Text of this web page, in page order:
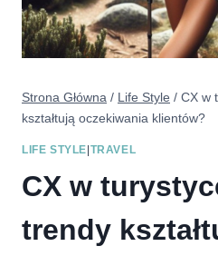
Strona Główna / Life Style / CX w
kształtują oczekiwania klientów?
LIFE STYLE TRAVEL
CX w
trendy